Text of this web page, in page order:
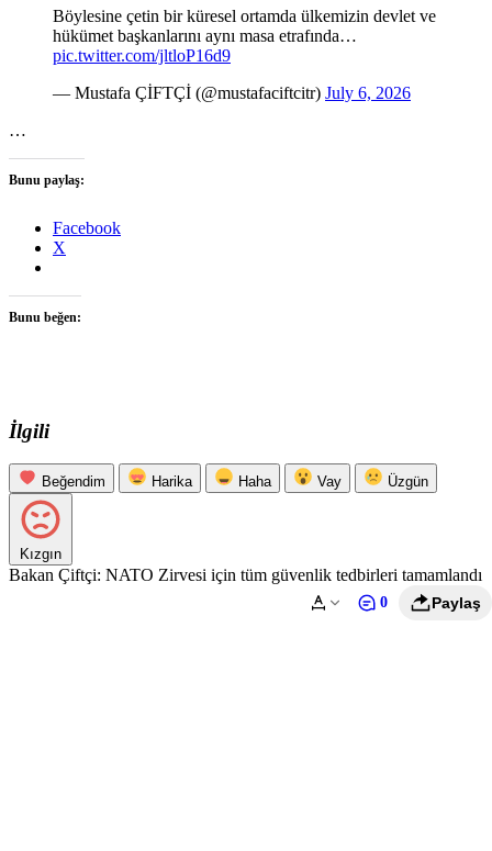
Böylesine çetin bir küresel ortamda ülkemizin devlet ve
hükümet başkanlarını aynı masa etrafında…
pic.twitter.com/jltloP16d9
— Mustafa ÇİFTÇİ (@mustafaciftcitr) July 6, 2026
…
Bunu paylaş:
Facebook
X
Bunu beğen:
İlgili
Beğendim Harika Haha Vay Üzgün
Kızgın
Bakan Çiftçi: NATO Zirvesi için tüm güvenlik tedbirleri tamamlandı
0 Paylaş